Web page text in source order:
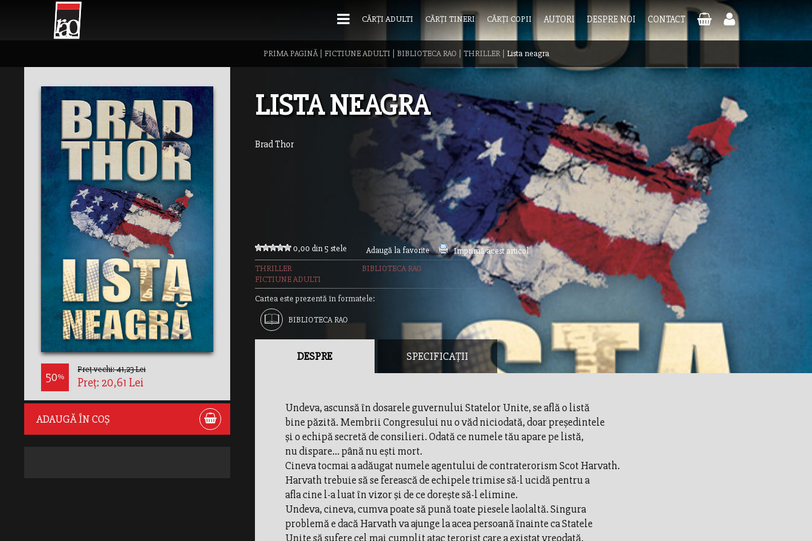
CĂRȚI ADULTI CĂRȚI TINERI CĂRȚI COPII AUTORI DESPRE NOI CONTACT
PRIMA PAGINĂ| FICTIUNE ADULTI BIBLIOTECA RAO THRILLER| Lista neagra
50%
Preț vechi: 41,23 Lei
Preț: 20,61 Lei
ADAUGĂ ÎN COȘ
LISTA NEAGRA
Brad Thor
0,00 din 5 stele Adaugă la favorite
Imprimă acest articol
THRILLER
BIBLIOTECA RAO
FICTIUNE ADULTI
Cartea este prezentă în formatele:
BIBLIOTECA RAO
DESPRE SPECIFICAȚII
Undeva, ascunsă în dosarele guvernului Statelor Unite, se află o listă
bine păzită. Membrii Congresului nu o văd niciodată, doar preşedintele
şi o echipă secretă de consilieri. Odată ce numele tău apare pe listă,
nu dispare... până nu eşti mort.
Cineva tocmai a adăugat numele agentului de contraterorism Scot Harvath.
Harvath trebuie să se ferească de echipele trimise să-l ucidă pentru a
afla cine l-a luat în vizor şi de ce doreşte să-l elimine.
Undeva, cineva, cumva poate să pună toate piesele laolaltă. Singura
problemă e dacă Harvath va ajunge la acea persoană înainte ca Statele
Unite să sufere cel mai cumplit atac terorist care a existat vreodată.